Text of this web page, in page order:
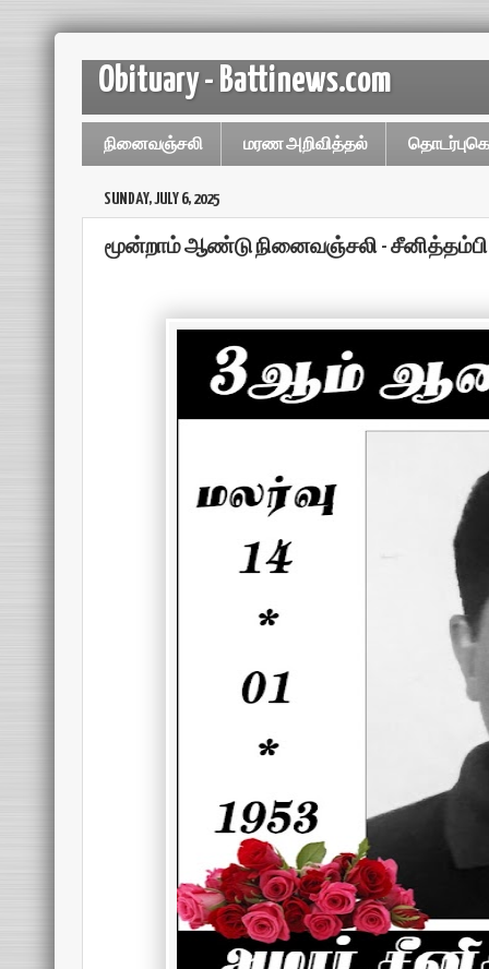
Obituary - Battinews.com
நினைவஞ்சலி மரண அறிவித்தல்
SUNDAY, JULY 6, 2025
மூன்றாம் ஆண்டு நினைவஞ்சலி - சீனித்தம்பி